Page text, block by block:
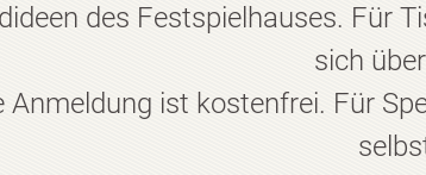
des Festspielhauses. Für
sich
Anmeldung ist kostenfrei. Für